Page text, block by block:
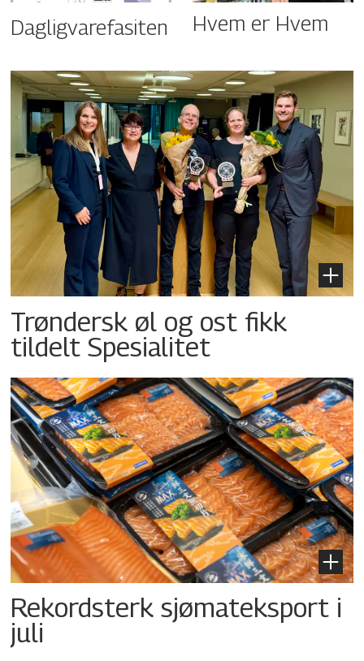
Dagligvarefasiten Hvem er Hvem
Trøndersk øl og ost fikk
tildelt Spesialitet
Rekordsterk sjømateksport i
juli